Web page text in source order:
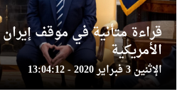
قراءة متأنية في موقف
الأمريكية
الإثنين 3 فبراير 2020 - 13:04:12